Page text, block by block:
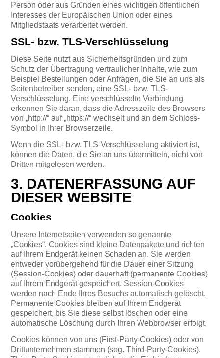
Person oder aus Gründen eines wichtigen öffentlichen
Interesses der Europäischen Union oder eines
Mitgliedstaats verarbeitet werden.
SSL- bzw. TLS-Verschlüsselung
Diese Seite nutzt aus Sicherheitsgründen und zum
Schutz der Übertragung vertraulicher Inhalte, wie zum
Beispiel Bestellungen oder Anfragen, die Sie an uns als
Seitenbetreiber senden, eine SSL- bzw. TLS-
Verschlüsselung. Eine verschlüsselte Verbindung
erkennen Sie daran, dass die Adresszeile des Browsers
von „http://“ auf „https://“ wechselt und an dem Schloss-
Symbol in Ihrer Browserzeile.
Wenn die SSL- bzw. TLS-Verschlüsselung aktiviert ist,
können die Daten, die Sie an uns übermitteln, nicht von
Dritten mitgelesen werden.
3. DATENERFASSUNG AUF
DIESER WEBSITE
Cookies
Unsere Internetseiten verwenden so genannte
„Cookies“. Cookies sind kleine Datenpakete und richten
auf Ihrem Endgerät keinen Schaden an. Sie werden
entweder vorübergehend für die Dauer einer Sitzung
(Session-Cookies) oder dauerhaft (permanente Cookies)
auf Ihrem Endgerät gespeichert. Session-Cookies
werden nach Ende Ihres Besuchs automatisch gelöscht.
Permanente Cookies bleiben auf Ihrem Endgerät
gespeichert, bis Sie diese selbst löschen oder eine
automatische Löschung durch Ihren Webbrowser erfolgt.
Cookies können von uns (First-Party-Cookies) oder von
Drittunternehmen stammen (sog. Third-Party-Cookies).